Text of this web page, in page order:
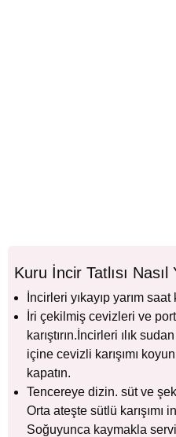
Kuru İncir Tatlısı Nasıl
İncirleri yıkayıp yarım
İri çekilmiş cevizleri ve
karıştırın.İncirleri ılık
içine cevizli karışımı
kapatın.
Tencereye dizin. süt ve
Orta ateşte sütlü karışımı
Soğuyunca kaymakla